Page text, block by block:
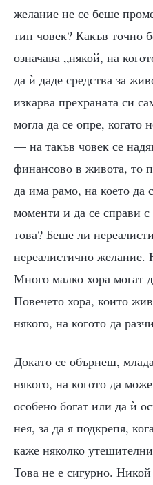
желание не се беше
тип човек? Какъв точно
означава „някой, на
да ѝ даде средства за
изкарва прехраната си
могла да се опре, когато
— на такъв човек се
финансово в живота, то
да има рамо, на което да
моменти и да се справи
това? Беше ли
нереалистично желание.
Много малко хора могат
Повечето хора, които
някого, на когото да
Докато се обърнеш,
някого, на когото да
особено богат или да ѝ
нея, за да я подкрепя,
каже няколко
Това не е сигурно.